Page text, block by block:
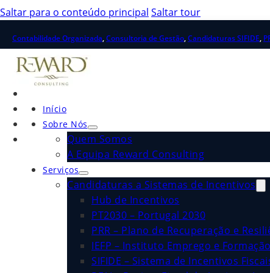
Saltar para o conteúdo principal Saltar tour
Contabilidade Organizada,Consultoria de Gestão,Candidaturas SIFIDE,
Início
Sobre Nós
Quem Somos
A Equipa Reward Consulting
Serviços
Candidaturas a Sistemas de Incentivos
Hub de Incentivos
PT2030 – Portugal 2030
PRR – Plano de Recuperação e
IEFP – Instituto Emprego e
SIFIDE – Sistema de Incentivos